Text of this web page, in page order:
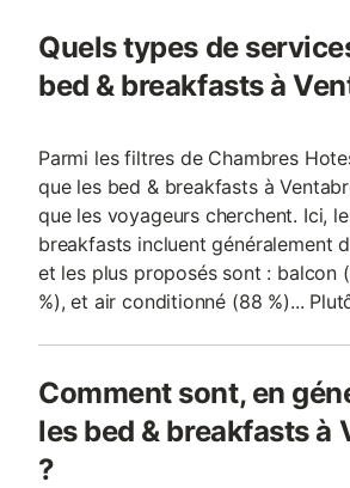
Quels types de
bed & breakfasts à
Parmi les filtres de Chambres
que les bed & breakfasts à
que les voyageurs cherchent. Ici,
breakfasts incluent généralement
et les plus proposés sont : balcon
%), et air conditionné (88 %)...
Comment sont, en
les bed & breakfasts à
?